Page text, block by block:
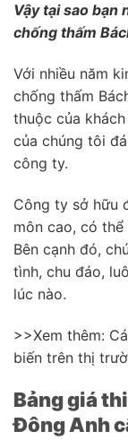
Vậy tại sao bạn
chống thấm
Với nhiều năm
chống thấm
thuộc của
của chúng tôi
công ty.
Công ty sở hữu
môn cao, có
Bên cạnh đó,
tình, chu đáo,
lúc nào.
>>Xem thêm:
biến trên thị
Bảng giá
Đông Anh